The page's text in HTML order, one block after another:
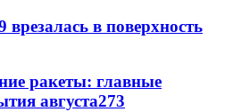
в поверхность
ракеты: главные
августа273